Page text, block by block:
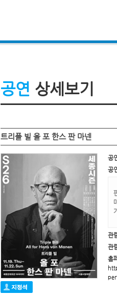
공연 상세보기
트리플 빌 올 포 한스 판 마넨
공
공
관
관
홈